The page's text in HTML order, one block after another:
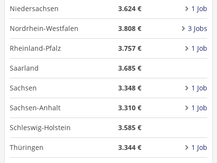
Niedersachsen 3.624 € 1 Job
Nordrhein-Westfalen 3.808 € 3 Jobs
Rheinland-Pfalz 3.757 € 1 Job
Saarland 3.685 €
Sachsen 3.348 € 1 Job
Sachsen-Anhalt 3.310 € 1 Job
Schleswig-Holstein 3.585 €
Thüringen 3.344 € 1 Job